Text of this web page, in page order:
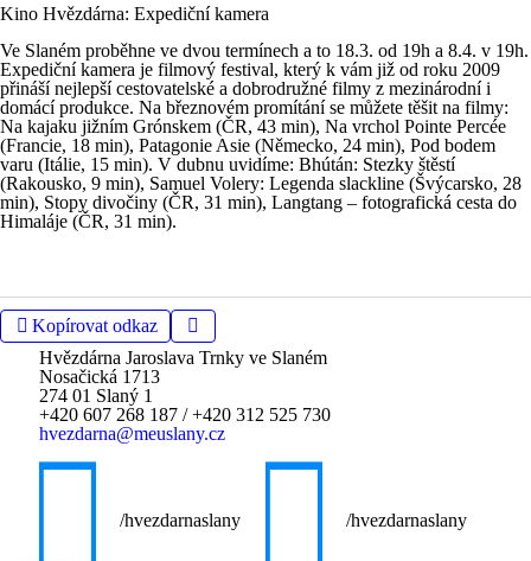
Kino Hvězdárna: Expediční kamera
Ve Slaném proběhne ve dvou termínech a to 18.3. od 19h a 8.4. v 19h.
Expediční kamera je filmový festival, který k vám již od roku 2009
přináší nejlepší cestovatelské a dobrodružné filmy z mezinárodní i
domácí produkce. Na březnovém promítání se můžete těšit na filmy:
Na kajaku jižním Grónskem (ČR, 43 min), Na vrchol Pointe Percée
(Francie, 18 min), Patagonie Asie (Německo, 24 min), Pod bodem
varu (Itálie, 15 min). V dubnu uvidíme: Bhútán: Stezky štěstí
(Rakousko, 9 min), Samuel Volery: Legenda slackline (Švýcarsko, 28
min), Stopy divočiny (ČR, 31 min), Langtang – fotografická cesta do
Himaláje (ČR, 31 min).
Kopírovat odkaz
Hvězdárna Jaroslava Trnky ve Slaném
Nosačická 1713
274 01 Slaný 1
+420 607 268 187 /+420 312 525 730
hvezdarna@meuslany.cz
/hvezdarnaslany /hvezdarnaslany